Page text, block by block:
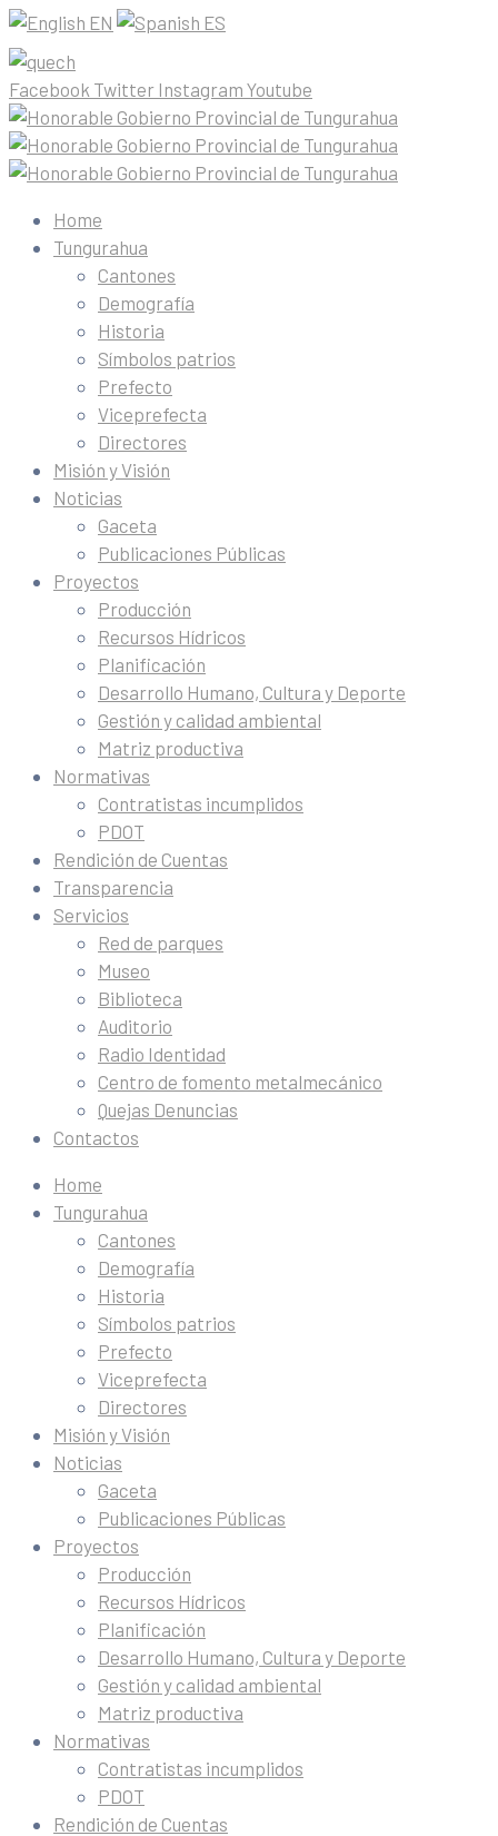
EN ES
Facebook Twitter Instagram Youtube
Home
Tungurahua
Cantones
Demografía
Historia
Símbolos patrios
Prefecto
Viceprefecta
Directores
Misión y Visión
Noticias
Gaceta
Publicaciones Públicas
Proyectos
Producción
Recursos Hídricos
Planificación
Desarrollo Humano, Cultura y Deporte
Gestión y calidad ambiental
Matriz productiva
Normativas
Contratistas incumplidos
PDOT
Rendición de Cuentas
Transparencia
Servicios
Red de parques
Museo
Biblioteca
Auditorio
Radio Identidad
Centro de fomento metalmecánico
Quejas Denuncias
Contactos
Home
Tungurahua
Cantones
Demografía
Historia
Símbolos patrios
Prefecto
Viceprefecta
Directores
Misión y Visión
Noticias
Gaceta
Publicaciones Públicas
Proyectos
Producción
Recursos Hídricos
Planificación
Desarrollo Humano, Cultura y Deporte
Gestión y calidad ambiental
Matriz productiva
Normativas
Contratistas incumplidos
PDOT
Rendición de Cuentas